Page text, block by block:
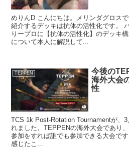
めりんD こんにちは。メリンダグロス
紹介するデッキは抗体の活性化です。
りープロに【抗体の活性化】のデッキ
について本人に解説して...
TEPPEN
今後の
海外大会
性
TCS 1k Post-Rotation Tournamentが、
れました。TEPPENの海外大会であり
参加をすれば誰でも参加できる大会で
感じたこ...